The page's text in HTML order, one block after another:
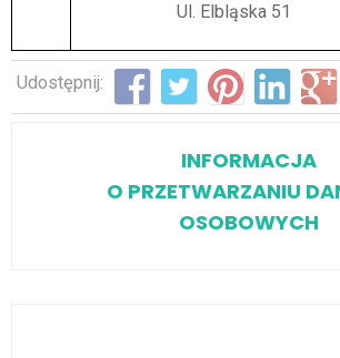
Ul. Elbląska 51
Udostępnij:
INFORMACJA
O PRZETWARZANIU
OSOBOWYCH